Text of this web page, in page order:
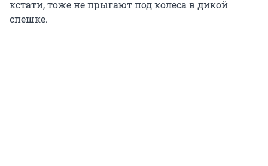
кстати, тоже не прыгают под колеса в дикой
спешке.